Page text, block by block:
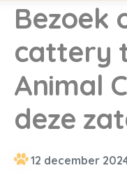
Bezoek
cattery
Animal
deze
12 december